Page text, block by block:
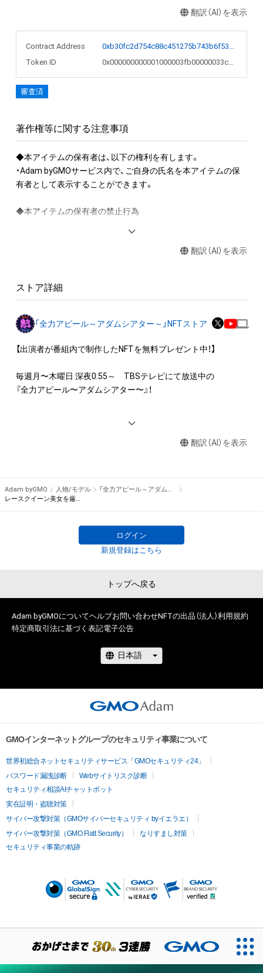
翻訳（AI）を表示
Contract Address
0xb30fc2d754c88c451275b743b6f530f19f643683
Token ID
0x000000000001000003fb00000033cc7b
審査済
著作権等に関する注意事項
◆本アイテムの保有者は、以下の権利を有します。
・Adam byGMOサービス内で、ご自身の氏名を本アイテムの保
有者として表示することができます。
◆本アイテムの保有者の禁止行為
◆本アイテムに関する注意事項
ロゴ等を含みますがこれらに限られません。)にかかる知的財産
権(著作権、特許権、実用新案権、商標権、意匠権その他の知的財
産権(それらの権利を取得し、又はそれらの権利につき登録等を
作権を有する方、著作隣接権の権利者またはその管理委託を受
けている者によって保護されています。そのため、本アイテム
・本アイテムの著作権を有する方、著作隣接権の権利者またはそ
の管理委託を受けている者からの事前の同意なしに、上記の「本
せん。)を行うことはできません。
であると判断した場合、利用をお断りさせていただきます。
翻訳（AI）を表示
ストア詳細
「全力アピール～アダムシアター～」NFTストア
【出演者が番組内で制作したNFTを無料プレゼント中！】
毎週月〜木曜日 深夜0:55～　TBSテレビにて放送中の
『全力アピール〜アダムシアター〜』！
パフォーマンスや特技を、魂を込めて全力アピール！
※本ストア内で出品されるNFTは、Adam byGMOの認定代理店
株式会社MediBangを介して出品手続きをしており、
TBSテレビおよび番組は、NFTの出品に関わる手続き・権利には
翻訳（AI）を表示
Adam byGMO 人物/モデル
「全力アピール～アダムシアター～」NFTストア
レースクイーン美女を厳選紹介！/生田ちむ
ログイン
新規登録はこちら
トップへ戻る
Adam byGMOについてヘルプお問い合わせNFTの出品（法人）利用規約
特定商取引法に基づく表記電子公告
GMOインターネットグループのセキュリティ事業について
世界初総合ネットセキュリティサービス「GMOセキュリティ24」
パスワード漏洩診断
Webサイトリスク診断
セキュリティ相談AIチャットボット
実在証明・盗聴対策
サイバー攻撃対策（GMOサイバーセキュリティ byイエラエ）
サイバー攻撃対策（GMO Flatt Security）
なりすまし対策
セキュリティ事業の軌跡